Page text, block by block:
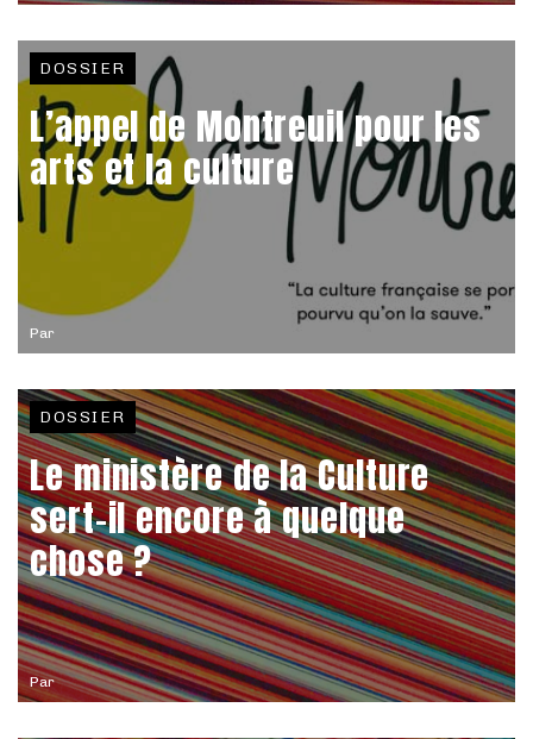
Par
DOSSIER
L’appel de Montreuil pour les
arts et la culture
Par
DOSSIER
Le ministère de la Culture
sert-il encore à quelque
chose ?